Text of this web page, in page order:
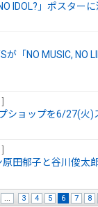
IDOL?」ポスター
が「NO MUSIC, NO
ショップを6/27(火)
原田郁子と谷川俊
... 3 4 5 6 7 8